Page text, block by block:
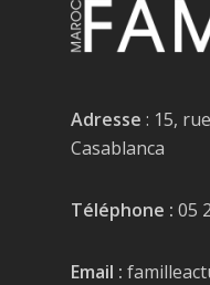
Adresse : 15,
Casablanca
Téléphone : 05
Email :